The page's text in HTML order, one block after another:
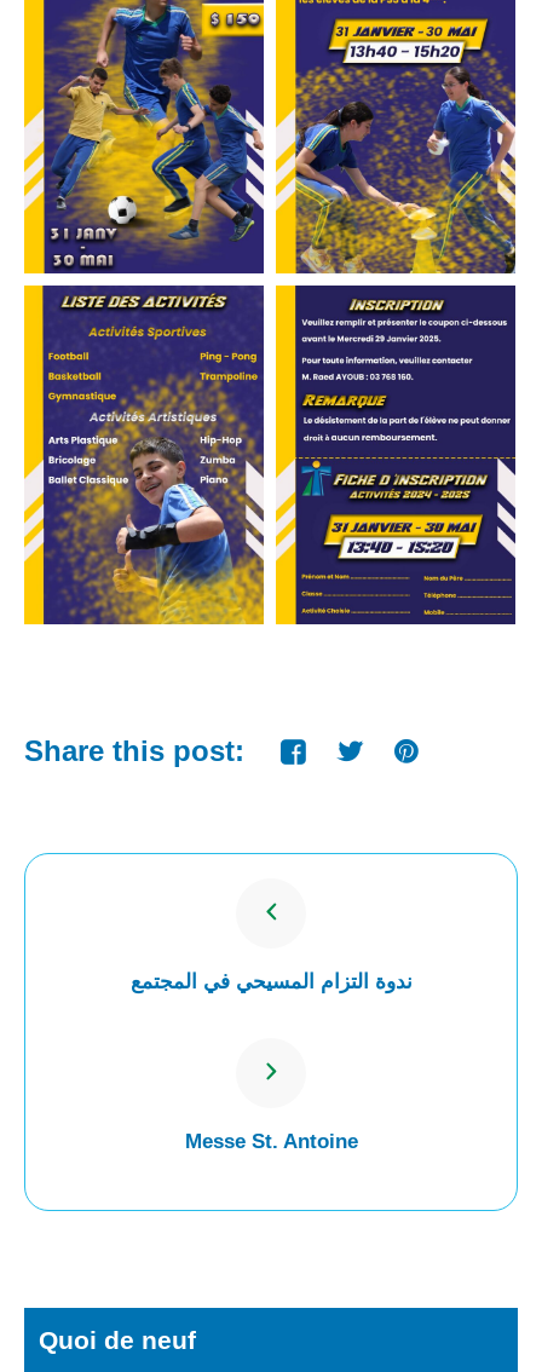
Share this post:
ندوة التزام المسيحي في المجتمع
Messe St. Antoine
Quoi de neuf